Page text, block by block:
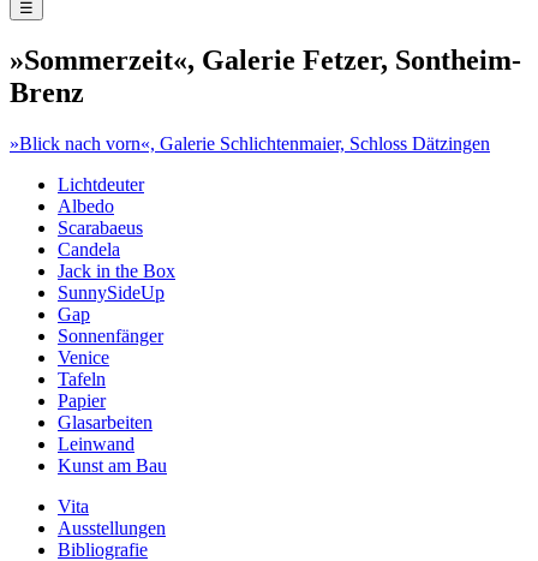
☰
»Sommerzeit«, Galerie Fetzer, Sontheim-
Brenz
Beitragsnavigation
»Blick nach vorn«, Galerie Schlichtenmaier, Schloss Dätzingen
Lichtdeuter
Albedo
Scarabaeus
Candela
Jack in the Box
SunnySideUp
Gap
Sonnenfänger
Venice
Tafeln
Papier
Glasarbeiten
Leinwand
Kunst am Bau
Vita
Ausstellungen
Bibliografie